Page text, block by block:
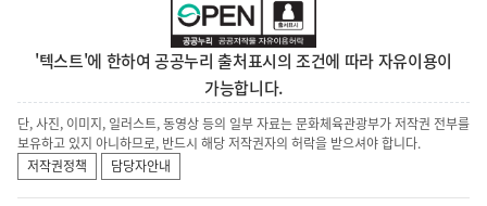
'텍스트'에 한하여 공공누리 출처표시의 조건에 따라 자유이용이
가능합니다.
단, 사진, 이미지, 일러스트, 동영상 등의 일부 자료는 문화체육관광부가 저작권 전부를
보유하고 있지 아니하므로, 반드시 해당 저작권자의 허락을 받으셔야 합니다.
저작권정책
담당자안내